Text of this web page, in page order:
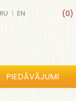
(0)
RU | EN
PIEDĀVĀJUMI